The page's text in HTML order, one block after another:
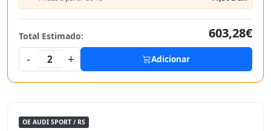
Total Estimado:
603,28€
-
2 + Adicionar
OE AUDI SPORT / RS